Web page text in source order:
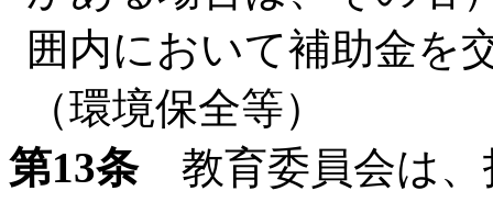
囲内において補助金を
（環境保全等）
第13条教育委員会は、